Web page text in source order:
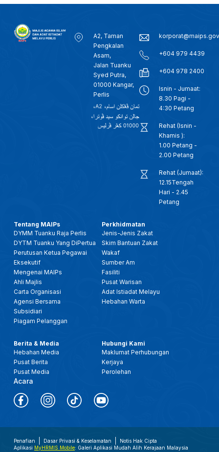
A2, Taman
Pengkalan
Asam,
Jalan Tuanku
Syed Putra,
01000 Kangar,
Perlis
+604 979 4439
+604 978 2400
Isnin - Jumaat:
8.30 Pagi -
4:30 Petang
Rehat (Isnin -
Khamis ):
1.00 Petang -
2.00 Petang
Rehat (Jumaat):
12.15Tengah
Hari - 2.45
Petang
Tentang MAIPs
DYMM Tuanku Raja Perlis
DYTM Tuanku Yang DiPertua
Perutusan Ketua Pegawai
Eksekutif
Mengenai MAIPs
Ahli Majlis
Carta Organisasi
Agensi Bersama
Subsidiari
Piagam Pelanggan
Perkhidmatan
Jenis-Jenis Zakat
Skim Bantuan Zakat
Wakaf
Sumber Am
Fasiliti
Pusat Warisan
Adat Istiadat Melayu
Hebahan Warta
Berita & Media
Hebahan Media
Pusat Berita
Pusat Media
Acara
Hubungi Kami
Maklumat Perhubungan
Kerjaya
Perolehan
Penafian Dasar Privasi & Keselamatan
Notis Hak Cipta
Aplikasi MyHRMIS Mobile: Galeri Aplikasi Mudah Alih Kerajaan Malaysia